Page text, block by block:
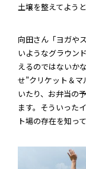
土壌を整えてよう
向田さん「ヨガや
いようなグラウン
えるのではないか
せ”クリケット＆
いたり、お弁当の
ます。そういった
ト場の存在を知っ